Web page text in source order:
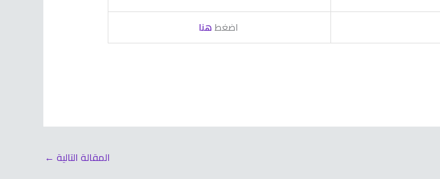
اضغطهنا
المقالة التالية ←